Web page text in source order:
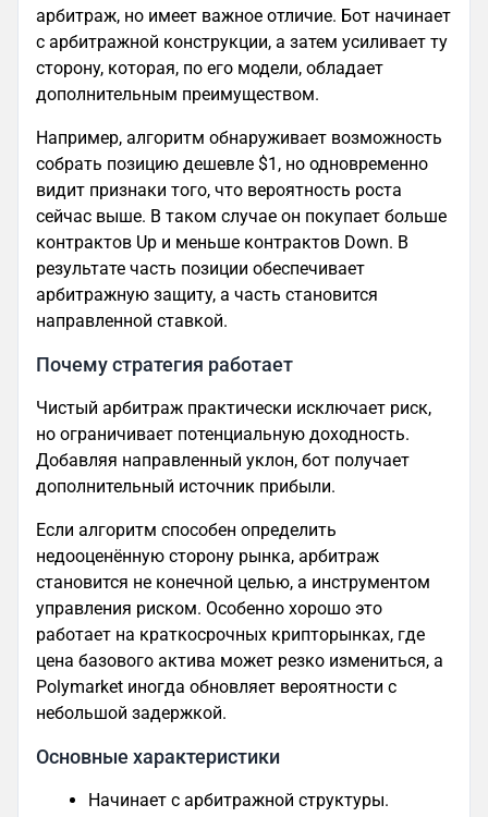
арбитраж, но имеет важное отличие. Бот начинает
с арбитражной конструкции, а затем усиливает ту
сторону, которая, по его модели, обладает
дополнительным преимуществом.
Например, алгоритм обнаруживает возможность
собрать позицию дешевле $1, но одновременно
видит признаки того, что вероятность роста
сейчас выше. В таком случае он покупает больше
контрактов Up и меньше контрактов Down. В
результате часть позиции обеспечивает
арбитражную защиту, а часть становится
направленной ставкой.
Почему стратегия работает
Чистый арбитраж практически исключает риск,
но ограничивает потенциальную доходность.
Добавляя направленный уклон, бот получает
дополнительный источник прибыли.
Если алгоритм способен определить
недооценённую сторону рынка, арбитраж
становится не конечной целью, а инструментом
управления риском. Особенно хорошо это
работает на краткосрочных крипторынках, где
цена базового актива может резко измениться, а
Polymarket иногда обновляет вероятности с
небольшой задержкой.
Основные характеристики
Начинает с арбитражной структуры.